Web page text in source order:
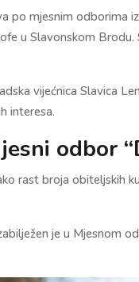
po mjesnim odborima
u Slavonskom
vijećnica Slavica
interesa.
odbor
rast broja obiteljskih
je u Mjesnom